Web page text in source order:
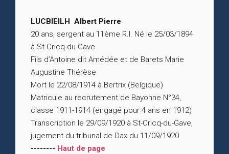
LUCBIEILH Albert Pierre
20 ans, sergent au 11ème R.I. Né le 25/03/1894
à St-Cricq-du-Gave
Fils d’Antoine dit Amédée et de Barets Marie
Augustine Thérèse
Mort le 22/08/1914 à Bertrix (Belgique)
Matricule au recrutement de Bayonne N°34,
classe 1911-1914 (engagé pour 4 ans en 1912)
Transcription le 29/09/1920 à St-Cricq-du-Gave,
jugement du tribunal de Dax du 11/09/1920
-------- Haut de page